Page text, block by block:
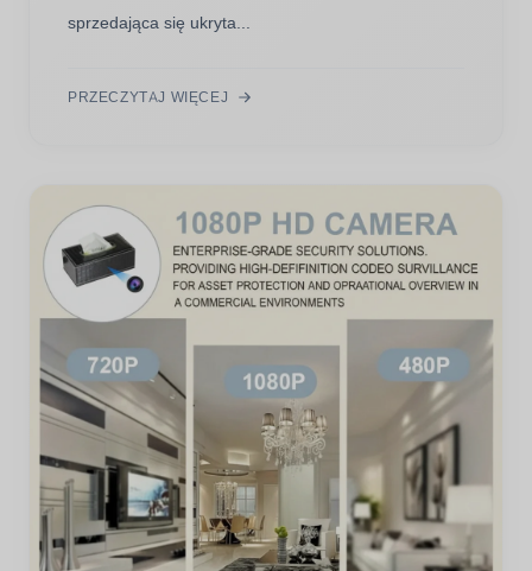
sprzedająca się ukryta...
PRZECZYTAJ WIĘCEJ